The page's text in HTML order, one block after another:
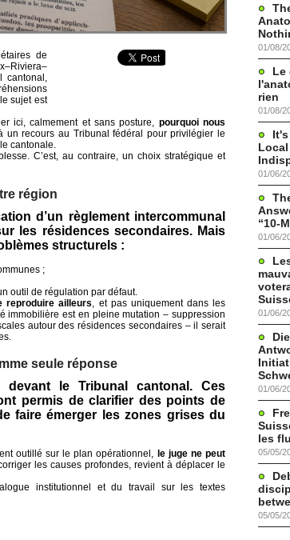
de
cantonal,
sujet est
ici, calmement et sans posture, pourquoi nous
un recours au Tribunal fédéral pour privilégier le
cantonale.
C’est, au contraire, un choix stratégique et
région
d’un règlement intercommunal
les résidences secondaires. Mais
structurels :
;
outil de régulation par défaut.
reproduire ailleurs, et pas uniquement dans les
immobilière est en pleine mutation – suppression
autour des résidences secondaires – il serait
seule réponse
le Tribunal cantonal. Ces
permis de clarifier des points de
faire émerger les zones grises du
outillé sur le plan opérationnel, le juge ne peut
les causes profondes, revient à déplacer le
institutionnel et du travail sur les textes
01/08/
Le
rien
01/08/
01/06/
“10-
01/06/
01/06/
01/06/
les
05/05/
05/05/